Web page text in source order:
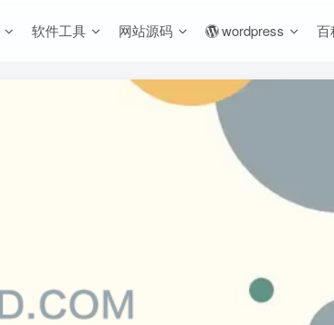
软件工具 网站源码 wordpress 百